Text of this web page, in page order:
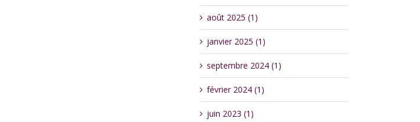
août 2025 (1)
janvier 2025 (1)
septembre 2024 (1)
février 2024 (1)
juin 2023 (1)